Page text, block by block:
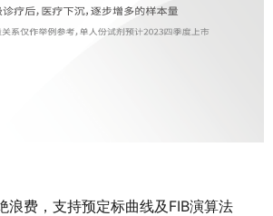
浪费，支持预定标曲线及FIB演算法